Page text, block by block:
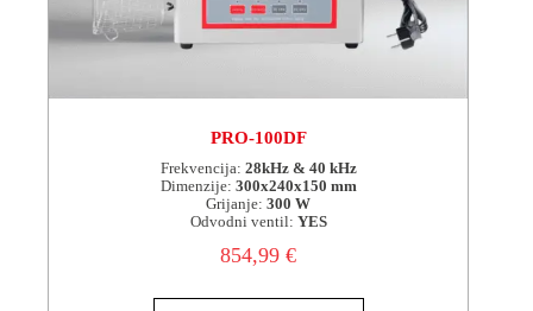
PRO-100DF
Frekvencija: 28kHz & 40 kHz
Dimenzije: 300x240x150 mm
Grijanje: 300 W
Odvodni ventil: YES
854,99€